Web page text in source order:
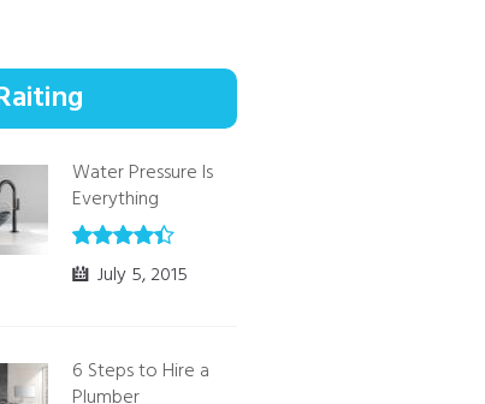
Water Pressure Is
Everything
July 5, 2015
6 Steps to Hire a